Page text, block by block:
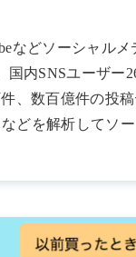
などソーシャル
内SNSユーザー
、数百億件の投
どを解析してソ